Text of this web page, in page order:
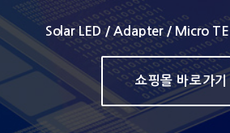
Solar LED / Adapter / Micro
쇼핑몰 바로가기